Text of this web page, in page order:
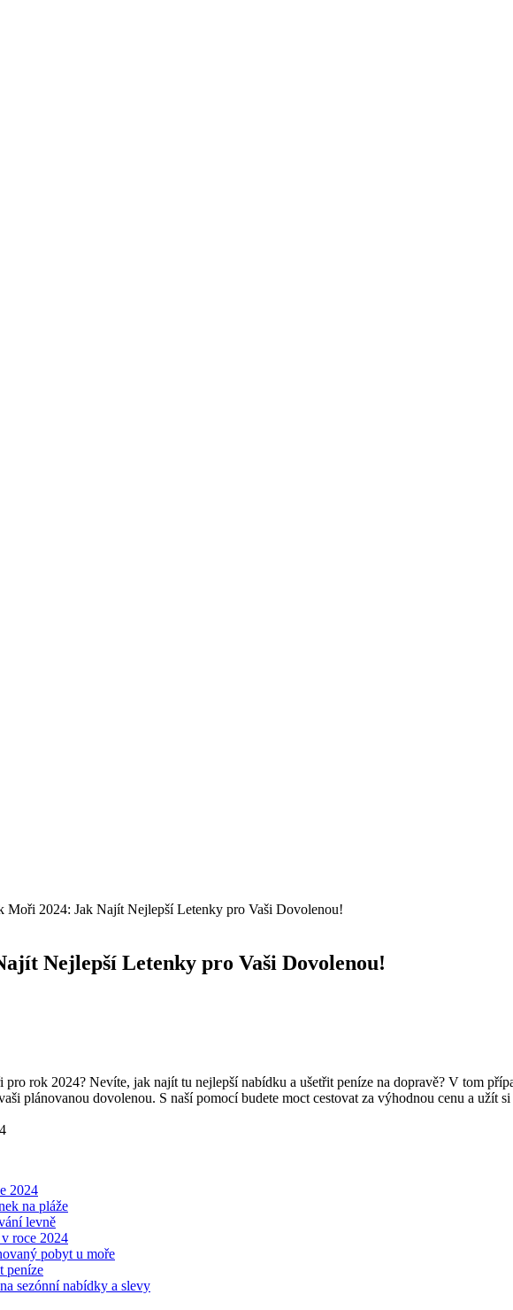
Moři 2024: Jak Najít Nejlepší Letenky pro Vaši Dovolenou!
Nejlepší Letenky pro Vaši Dovolenou!
rok 2024? Nevíte, jak ⁣najít tu nejlepší nabídku a‌ ušetřit peníze ⁤na ⁤dopravě? V tom
plánovanou dovolenou. S naší‌ pomocí budete moct ⁤cestovat ⁢za výhodnou ⁤cenu a užít
​2024
na pláže
levně
roce 2024
pobyt u​ moře
peníze
sezónní ​nabídky⁤ a slevy